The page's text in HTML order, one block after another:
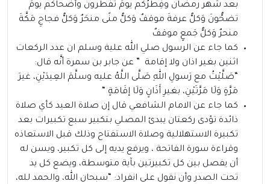
بعد شهر رمضان وفِطرُكم يومَ تفطرونَ وأَضحاكم يومَ
تضحُّونَ وَكلُّ عرفةَ موقفٌ وَكلُّ منًى منحَرٌ وَكلُّ فجاجِ مَكَّةَ
منحرٌ وَكلُّ جَمعٍ موقفٌ
كما جاء عن الرسول صلي الله علية وسلم ان عدد الركعات
اثنين بغير اذان ولا إقامة ” عن جابر بن سمرة أنَّه قال:
“صَلَّيْتُ مع رَسولِ اللهِ صَلَّى اللَّهُ عليه وسلَّمَ العِيدَيْنِ، غيرَ
مَرَّةٍ وَلَا مَرَّتَيْنِ، بغيرِ أَذَانٍ وَلَا إقَامَةٍ “
كما جاء عن الامام الشافعي قال إن صلاة العيد كأي صلاة
ذائدة تؤدى ركعتان يبدئ المصلي بتكبير سبع تكبيرات بعد
تكبيرة الاستهلالية وصلاة الاستفتاح وذلك قبل الاستعاذه
وقراءة سورة الفاتحة ، ويرفع يديه إلى كل تكبير، ويسن له
أن يفصل بين كل تكبيرتين بآية متوسطة، ويضع كل يد
تحت الصدر وأن نقول على انفراد: “سبحان الله، والحمد لله،